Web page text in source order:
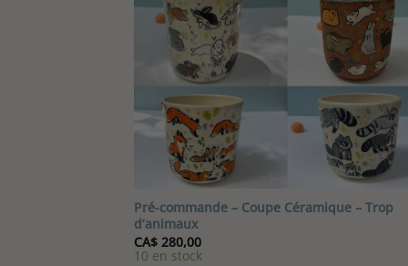
Pré-commande – Coupe Céramique – Trop
d’animaux
CA$280,00
10 en stock